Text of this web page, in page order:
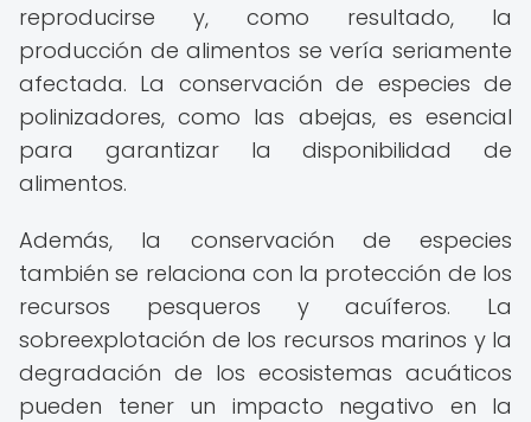
reproducirse y, como resultado, la
producción de alimentos se vería seriamente
afectada. La conservación de especies de
polinizadores, como las abejas, es esencial
para garantizar la disponibilidad de
alimentos.
Además, la conservación de especies
también se relaciona con la protección de los
recursos pesqueros y acuíferos. La
sobreexplotación de los recursos marinos y la
degradación de los ecosistemas acuáticos
pueden tener un impacto negativo en la